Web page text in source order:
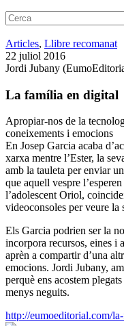
Articles, Llibre recomanat
22 juliol 2016
Jordi Jubany
La família en digital
Apropiar-nos de la
coneixements i emocions
En Josep Garcia acaba
xarxa mentre l’Ester, la
amb la tauleta per enviar
que aquell vespre
l’adolescent Oriol,
videoconsoles per veure la
Els Garcia podrien ser la
incorpora recursos, eines i
aprèn a compartir d’una
emocions. Jordi Jubany,
perquè ens acostem
menys neguits.
http://eumoeditorial.com/